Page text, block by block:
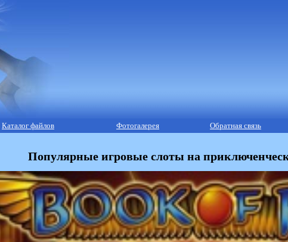
Каталог файлов Фотогалерея Обратная связь
Популярные игровые слоты на